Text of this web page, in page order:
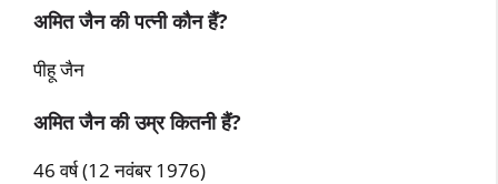
अमित जैन की पत्‍नी कौन हैं?
पीहू जैन
अमित जैन की उम्र कितनी हैं?
46 वर्ष (12 नवंबर 1976)